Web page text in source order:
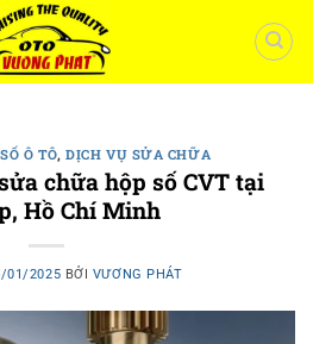
Ô TÔ,DỊCH VỤ SỬA CHỮA
chữa hộp số CVT tại
Hồ Chí Minh
01/2025 BỞI VƯƠNG PHÁT